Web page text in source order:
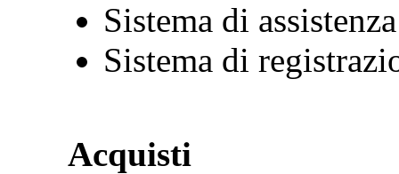
Sistema di
Sistema di
Acquisti